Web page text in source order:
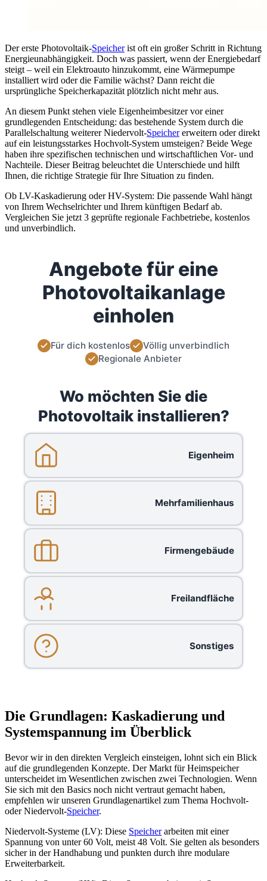
Der erste Photovoltaik-Speicherist oft ein großer Schritt in Richtung
Energieunabhängigkeit. Doch was passiert, wenn der Energiebedarf
steigt – weil ein Elektroauto hinzukommt, eine Wärmepumpe
installiert wird oder die Familie wächst? Dann reicht die
ursprüngliche Speicherkapazität plötzlich nicht mehr aus.
An diesem Punkt stehen viele Eigenheimbesitzer vor einer
grundlegenden Entscheidung: das bestehende System durch die
Parallelschaltung weiterer Niedervolt-Speichererweitern oder direkt
auf ein leistungsstarkes Hochvolt-System umsteigen? Beide Wege
haben ihre spezifischen technischen und wirtschaftlichen Vor- und
Nachteile. Dieser Beitrag beleuchtet die Unterschiede und hilft
Ihnen, die richtige Strategie für Ihre Situation zu finden.
Ob LV-Kaskadierung oder HV-System: Die passende Wahl hängt
von Ihrem Wechselrichter und Ihrem künftigen Bedarf ab.
Vergleichen Sie jetzt 3 geprüfte regionale Fachbetriebe, kostenlos
und unverbindlich.
Angebote für eine
Photovoltaikanlage
einholen
Für dich kostenlos
Völlig unverbindlich
Regionale Anbieter
Wo möchten Sie die
Photovoltaik installieren?
Eigenheim
Mehrfamilienhaus
Firmengebäude
Freilandfläche
Sonstiges
Die Grundlagen: Kaskadierung und
Systemspannung im Überblick
Bevor wir in den direkten Vergleich einsteigen, lohnt sich ein Blick
auf die grundlegenden Konzepte. Der Markt für Heimspeicher
unterscheidet im Wesentlichen zwischen zwei Technologien. Wenn
Sie sich mit den Basics noch nicht vertraut gemacht haben,
empfehlen wir unseren Grundlagenartikel zum Thema Hochvolt-
oder Niedervolt-Speicher.
Niedervolt-Systeme (LV): Diese Speicherarbeiten mit einer
Spannung von unter 60 Volt, meist 48 Volt. Sie gelten als besonders
sicher in der Handhabung und punkten durch ihre modulare
Erweiterbarkeit.